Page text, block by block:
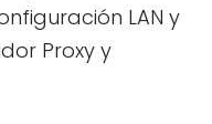
LAN y
Proxy y